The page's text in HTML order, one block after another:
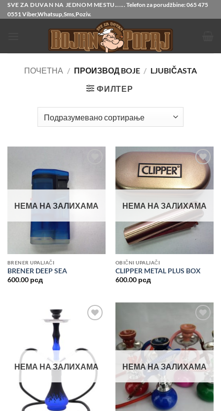
Прескочи
на
SVE ZA DUVAN NA JEDNOM MESTU...... Telefon za porudžbine:065 475
0551Viber,Whatsup,Sms,Poziv.
ПОЧЕТНА / ПРОИЗВОД BOJE / LJUBIČASTA
ФИЛТЕР
НЕМА НА ЗАЛИХАМА
BRENER UPALJAČI
BRENER DEEP SEA
600.00 рсд
Dodajte
u listu
želja
НЕМА НА ЗАЛИХАМА
OBIČNI UPALJAČI
CLIPPER METAL PLUS BOX
600.00 рсд
НЕМА НА ЗАЛИХАМА
Dodajte
u listu
želja
НЕМА НА ЗАЛИХАМА